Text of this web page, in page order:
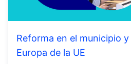
Reforma en el municipio
Europa de la UE